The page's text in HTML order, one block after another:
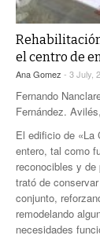
el centro de
Ana Gomez - 3 July,
Fernando
Fernández.
El edificio de «La
entero, tal como
reconocibles y
trató de
conjunto,
remodelando
necesidades